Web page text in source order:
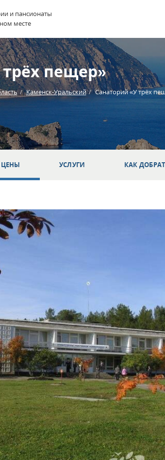
и пансионаты
месте
пещер»
Каменск-Уральский Санаторий «У трёх
ЦЕНЫ УСЛУГИ КАК